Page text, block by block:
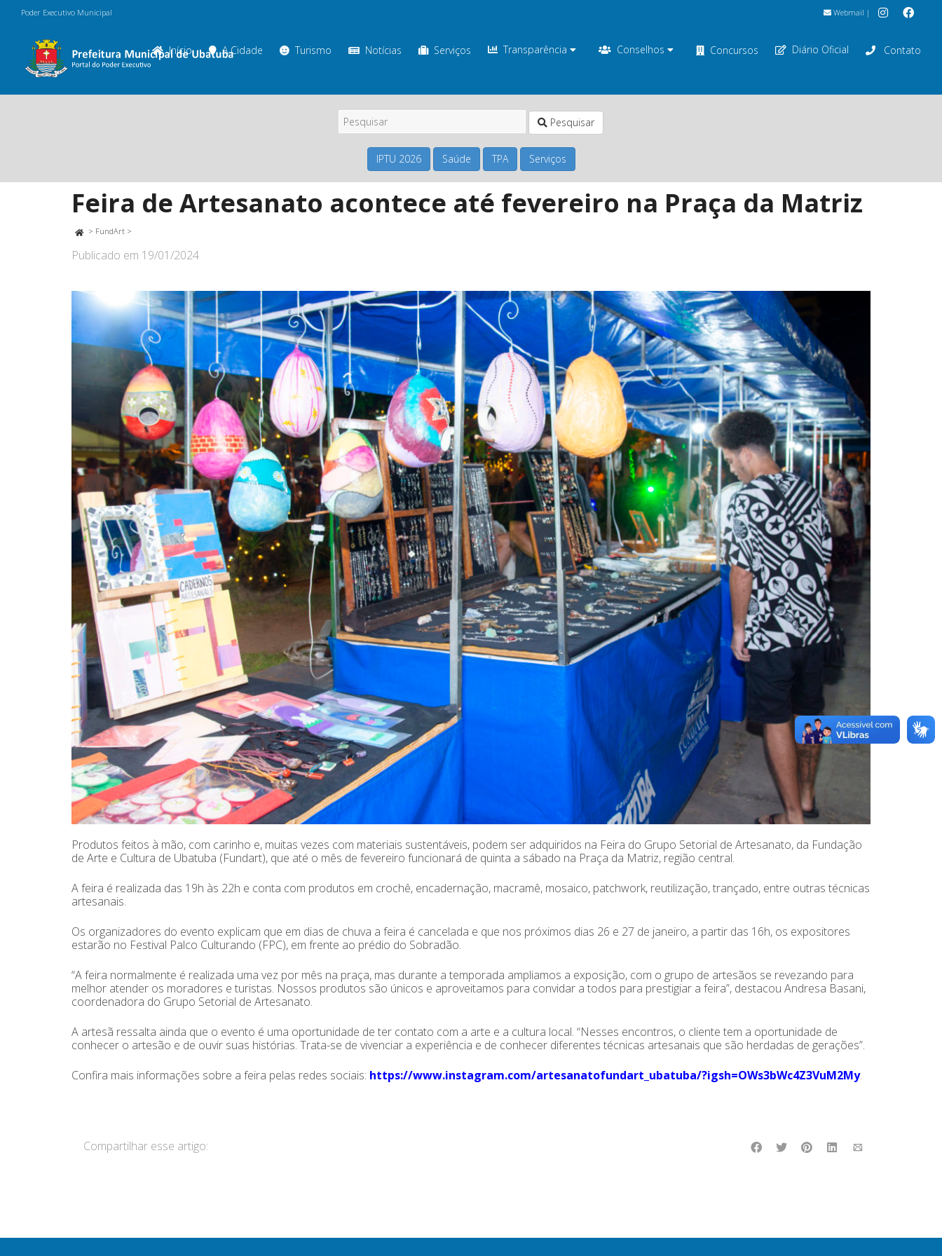
Poder Executivo Municipal Webmail |
Início A Cidade Turismo Notícias Serviços Transparência Conselhos Concursos Diário Oficial Contato
Pesquisar
IPTU 2026 Saúde TPA Serviços
Feira de Artesanato acontece até fevereiro na Praça da Matriz
> FundArt >
Publicado em 19/01/2024
Produtos feitos à mão, com carinho e, muitas vezes com materiais sustentáveis, podem ser adquiridos na Feira do Grupo Setorial de Artesanato, da Fundação
de Arte e Cultura de Ubatuba (Fundart), que até o mês de fevereiro funcionará de quinta a sábado na Praça da Matriz, região central.
A feira é realizada das 19h às 22h e conta com produtos em crochê, encadernação, macramê, mosaico, patchwork, reutilização, trançado, entre outras técnicas
artesanais.
Os organizadores do evento explicam que em dias de chuva a feira é cancelada e que nos próximos dias 26 e 27 de janeiro, a partir das 16h, os expositores
estarão no Festival Palco Culturando (FPC), em frente ao prédio do Sobradão.
“A feira normalmente é realizada uma vez por mês na praça, mas durante a temporada ampliamos a exposição, com o grupo de artesãos se revezando para
melhor atender os moradores e turistas. Nossos produtos são únicos e aproveitamos para convidar a todos para prestigiar a feira”, destacou Andresa Basani,
coordenadora do Grupo Setorial de Artesanato.
A artesã ressalta ainda que o evento é uma oportunidade de ter contato com a arte e a cultura local. “Nesses encontros, o cliente tem a oportunidade de
conhecer o artesão e de ouvir suas histórias. Trata-se de vivenciar a experiência e de conhecer diferentes técnicas artesanais que são herdadas de gerações”.
Confira mais informações sobre a feira pelas redes sociais: https://www.instagram.com/artesanatofundart_ubatuba/?igsh=OWs3bWc4Z3VuM2My.
Compartilhar esse artigo: